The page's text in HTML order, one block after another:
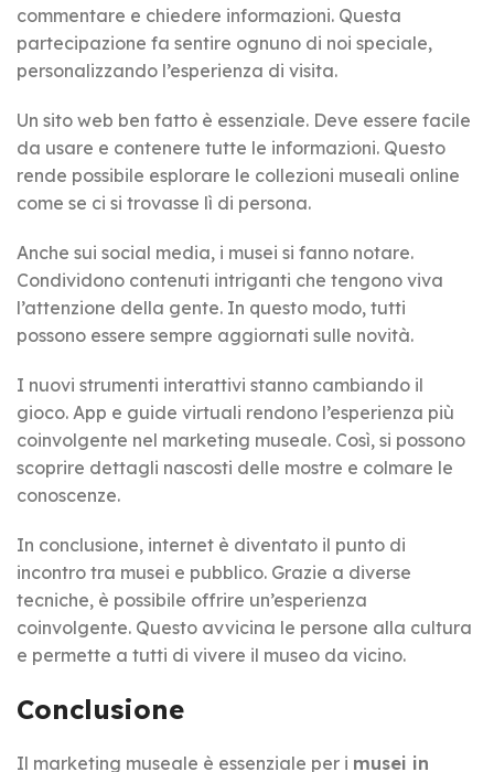
commentare e chiedere informazioni. Questa
partecipazione fa sentire ognuno di noi speciale,
personalizzando l’esperienza di visita.
Un sito web ben fatto è essenziale. Deve essere facile
da usare e contenere tutte le informazioni. Questo
rende possibile esplorare le collezioni museali online
come se ci si trovasse lì di persona.
Anche sui social media, i musei si fanno notare.
Condividono contenuti intriganti che tengono viva
l’attenzione della gente. In questo modo, tutti
possono essere sempre aggiornati sulle novità.
I nuovi strumenti interattivi stanno cambiando il
gioco. App e guide virtuali rendono l’esperienza più
coinvolgente nel marketing museale. Così, si possono
scoprire dettagli nascosti delle mostre e colmare le
conoscenze.
In conclusione, internet è diventato il punto di
incontro tra musei e pubblico. Grazie a diverse
tecniche, è possibile offrire un’esperienza
coinvolgente. Questo avvicina le persone alla cultura
e permette a tutti di vivere il museo da vicino.
Conclusione
Il marketing museale è essenziale per i musei in